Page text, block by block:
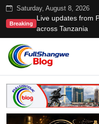
Saturday, August 8, 2026
Breaking
Live updates from
across Tanzania